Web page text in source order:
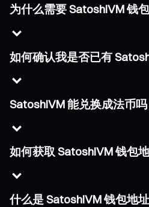
为什么需要 SatoshiVM 钱
如何确认我是否已有
SatoshiVM 能兑换成法币吗
如何获取 SatoshiVM 钱包
什么是 SatoshiVM 钱包地